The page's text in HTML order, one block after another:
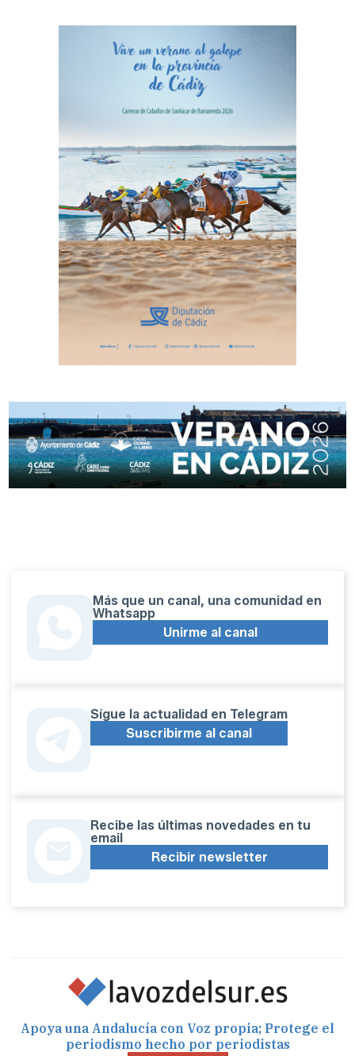
Más que un canal, una comunidad en
Whatsapp
Unirme al canal
Sígue la actualidad en Telegram
Suscribirme al canal
Recibe las últimas novedades en tu
email
Recibir newsletter
Apoya una Andalucía con Voz propia; Protege el
periodismo hecho por periodistas